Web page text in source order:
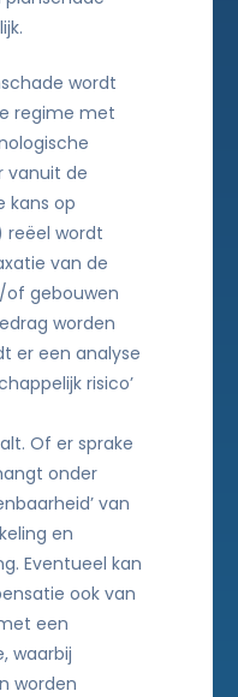
wordt
regime met
vanuit de
kans op
reëel wordt
van de
of gebouwen
worden
er een analyse
risico’
Of er sprake
onder
van
en
Eventueel kan
ook van
een
waarbij
worden